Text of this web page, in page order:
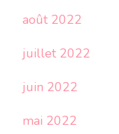
août 2022
juillet 2022
juin 2022
mai 2022